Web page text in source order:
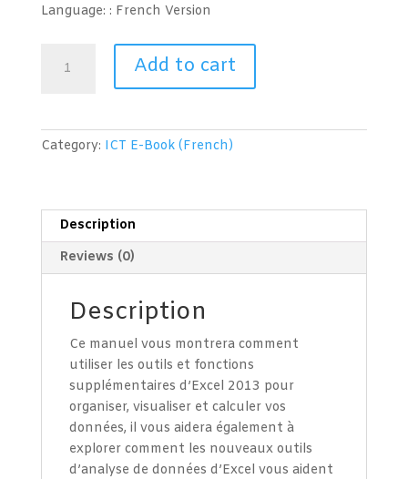
Language: : French Version
(Microsoft
Niveau
Add to cart
Category: ICT E-Book (French)
Description
Reviews (0)
Description
Ce manuel vous montrera comment
utiliser les outils et fonctions
supplémentaires d’Excel 2013 pour
organiser, visualiser et calculer vos
données, il vous aidera également à
explorer comment les nouveaux outils
d’analyse de données d’Excel vous aident